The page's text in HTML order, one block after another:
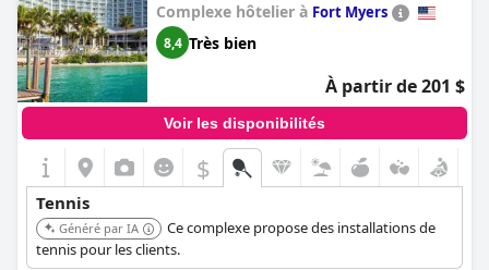
Complexe hôtelier à Fort Myers
8,4 Très bien
À partir de 201 $
Voir les disponibilités
$
Tennis
Généré par IA
Ce complexe propose des installations de
tennis pour les clients.